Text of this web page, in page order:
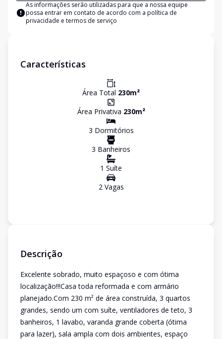
As informações serão utilizadas para que a nossa equipe
possa entrar em contato de acordo com a política de
privacidade e termos de serviço
Características
Área Total 230m²
Área Privativa 230m²
3 Dormitórios
3 Banheiros
1 Suíte
2Vagas
Descrição
Excelente sobrado, muito espaçoso e com ótima
localização!!!Casa toda reformada e com armário
planejado.Com 230 m² de área construída, 3 quartos
grandes, sendo um com suíte, ventiladores de teto, 3
banheiros, 1 lavabo, varanda grande coberta (ótima
para lazer), sala ampla com dois ambientes, espaço